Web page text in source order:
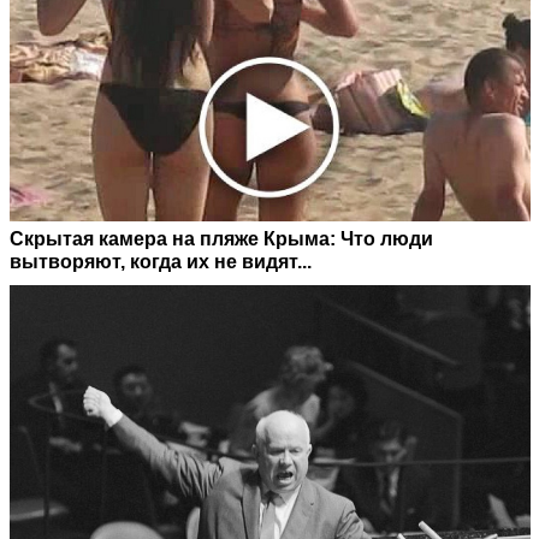
Скрытая камера на пляже Крыма: Что люди
вытворяют, когда их не видят...